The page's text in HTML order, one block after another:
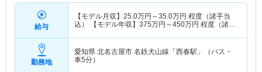
給与
【モデル月収】 25.0万円～35.0万円 程度（諸手当
込） 【モデル年収】 375万円～450万円 程度（諸手
勤務地
愛知県 北名古屋市 名鉄犬山線「西春駅」（バス・
車5分）